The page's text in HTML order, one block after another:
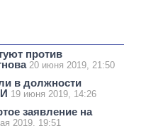
против
20 июня 2019, 21:50
в должности
19 июня 2019, 14:26
заявление на
2019, 19:51